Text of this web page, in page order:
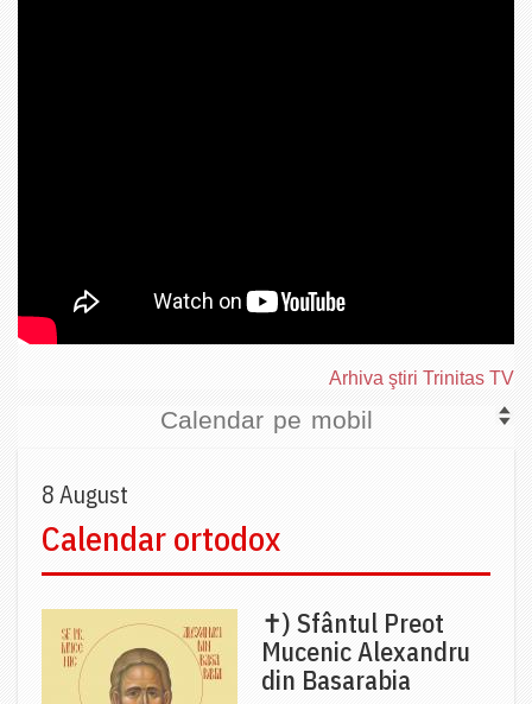
Arhiva ştiri Trinitas TV
Calendar pe mobil
8 August
Calendar ortodox
✝) Sfântul Preot
Mucenic Alexandru
din Basarabia